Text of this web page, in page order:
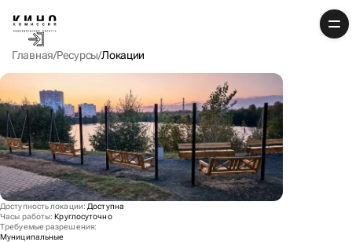
Доступность локации: Доступна
Часы работы:Круглосуточно
Требуемые разрешения:
Муниципальные
Главная Ресурсы Локации